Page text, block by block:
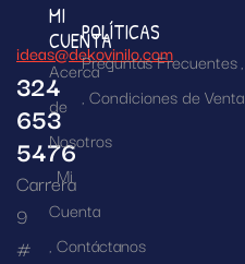
ideas@dekovinilo.com
324
653
5476
Carrera
9
#
MI
CUENTA
Acerca
de
Nosotros
Mi
Cuenta
Contáctanos
POLÍTICAS
Preguntas Frecuentes
Condiciones de Venta